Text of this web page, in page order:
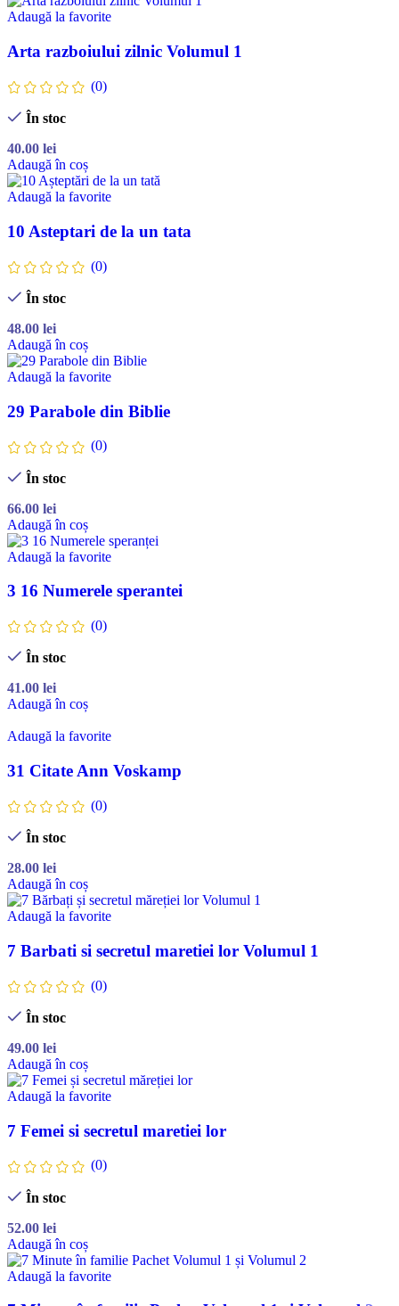
Adaugă la favorite
Arta razboiului zilnic Volumul 1
(0)
În stoc
40.00 lei
Adaugă în coș
Adaugă la favorite
10 Asteptari de la un tata
(0)
În stoc
48.00 lei
Adaugă în coș
Adaugă la favorite
29 Parabole din Biblie
(0)
În stoc
66.00 lei
Adaugă în coș
Adaugă la favorite
3 16 Numerele sperantei
(0)
În stoc
41.00 lei
Adaugă în coș
Adaugă la favorite
31 Citate Ann Voskamp
(0)
În stoc
28.00 lei
Adaugă în coș
Adaugă la favorite
7 Barbati si secretul maretiei lor Volumul 1
(0)
În stoc
49.00 lei
Adaugă în coș
Adaugă la favorite
7 Femei si secretul maretiei lor
(0)
În stoc
52.00 lei
Adaugă în coș
Adaugă la favorite